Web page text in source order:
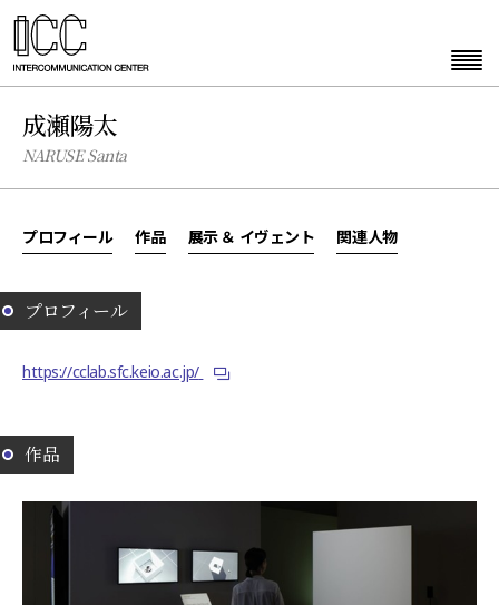
成瀬陽太
NARUSE Santa
プロフィール 作品 展示 ＆ イヴェント 関連人物
プロフィール
https://cclab.sfc.keio.ac.jp/
作品